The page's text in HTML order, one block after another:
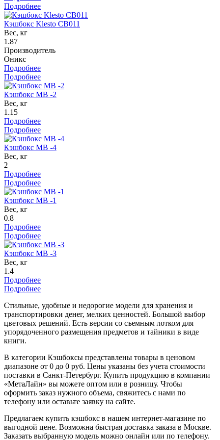
Подробнее
Кэшбокс Klesto CB011
Вес, кг
1.87
Производитель
Оникс
Подробнее
Подробнее
Кэшбокс MB -2
Вес, кг
1.15
Подробнее
Подробнее
Кэшбокс MB -4
Вес, кг
2
Подробнее
Подробнее
Кэшбокс MB -1
Вес, кг
0.8
Подробнее
Подробнее
Кэшбокс MB -3
Вес, кг
1.4
Подробнее
Подробнее
Стильные, удобные и недорогие модели для хранения и
транспортировки денег, мелких ценностей. Большой выбор
цветовых решений. Есть версии со съемным лотком для
упорядоченного размещения предметов и тайники в виде
книги.
В категории Кэшбоксы представлены товары в ценовом
диапазоне от 0 до 0 руб. Цены указаны без учета стоимости
поставки в Санкт-Петербург. Купить продукцию в компании
«МетаЛайн» вы можете оптом или в розницу. Чтобы
оформить заказ нужного объема, свяжитесь с нами по
телефону или оставьте заявку на сайте.
Предлагаем купить кэшбокс в нашем интернет-магазине по
выгодной цене. Возможна быстрая доставка заказа в Москве.
Заказать выбранную модель можно онлайн или по телефону.